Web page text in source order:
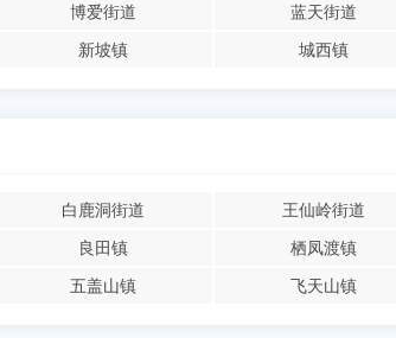
博爱街道 蓝天街道
新坡镇 城西镇
白鹿洞街道 王仙岭街道
良田镇 栖凤渡镇
五盖山镇 飞天山镇